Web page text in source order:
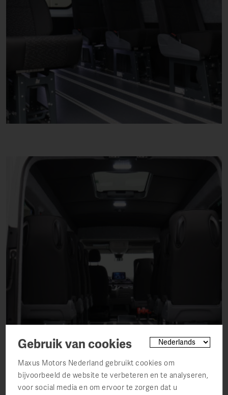
Gebruik van cookies
Maxus Motors Nederland gebruikt cookies om
bijvoorbeeld de website te verbeteren en te analyseren,
voor social media en om ervoor te zorgen dat u